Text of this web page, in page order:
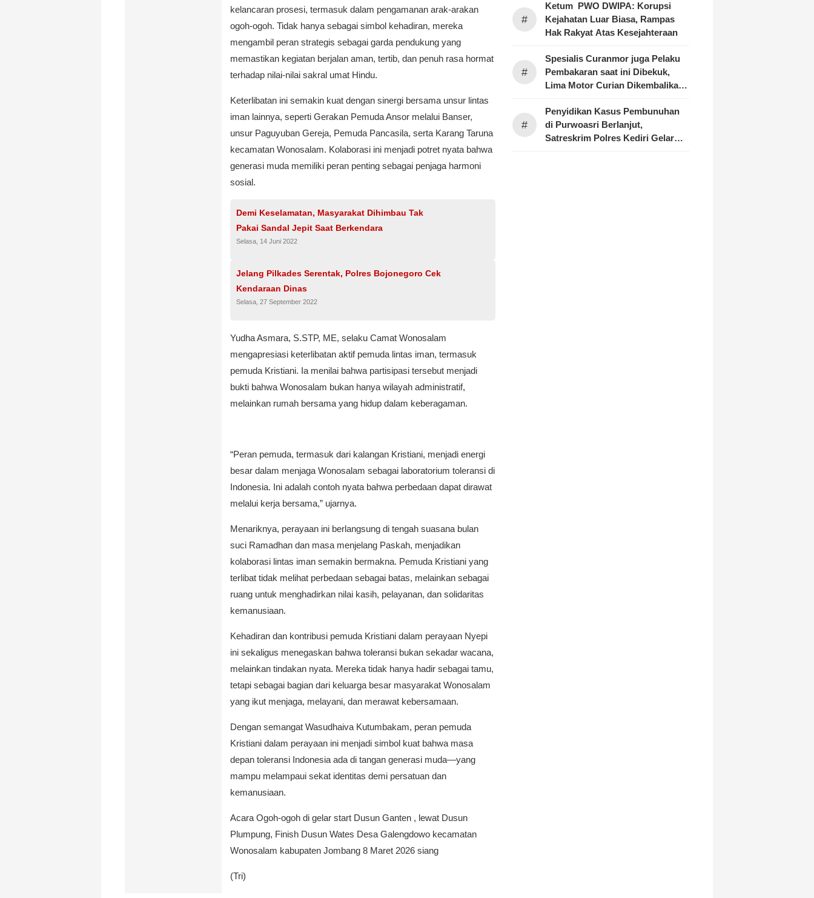
kelancaran prosesi, termasuk dalam pengamanan arak-arakan
ogoh-ogoh. Tidak hanya sebagai simbol kehadiran, mereka
mengambil peran strategis sebagai garda pendukung yang
memastikan kegiatan berjalan aman, tertib, dan penuh rasa hormat
terhadap nilai-nilai sakral umat Hindu.
Keterlibatan ini semakin kuat dengan sinergi bersama unsur lintas
iman lainnya, seperti Gerakan Pemuda Ansor melalui Banser,
unsur Paguyuban Gereja, Pemuda Pancasila, serta Karang Taruna
kecamatan Wonosalam. Kolaborasi ini menjadi potret nyata bahwa
generasi muda memiliki peran penting sebagai penjaga harmoni
sosial.
Demi Keselamatan, Masyarakat Dihimbau Tak
Pakai Sandal Jepit Saat Berkendara
Selasa, 14 Juni 2022
Jelang Pilkades Serentak, Polres Bojonegoro Cek
Kendaraan Dinas
Selasa, 27 September 2022
Yudha Asmara, S.STP, ME, selaku Camat Wonosalam
mengapresiasi keterlibatan aktif pemuda lintas iman, termasuk
pemuda Kristiani. Ia menilai bahwa partisipasi tersebut menjadi
bukti bahwa Wonosalam bukan hanya wilayah administratif,
melainkan rumah bersama yang hidup dalam keberagaman.
“Peran pemuda, termasuk dari kalangan Kristiani, menjadi energi
besar dalam menjaga Wonosalam sebagai laboratorium toleransi di
Indonesia. Ini adalah contoh nyata bahwa perbedaan dapat dirawat
melalui kerja bersama,” ujarnya.
Menariknya, perayaan ini berlangsung di tengah suasana bulan
suci Ramadhan dan masa menjelang Paskah, menjadikan
kolaborasi lintas iman semakin bermakna. Pemuda Kristiani yang
terlibat tidak melihat perbedaan sebagai batas, melainkan sebagai
ruang untuk menghadirkan nilai kasih, pelayanan, dan solidaritas
kemanusiaan.
Kehadiran dan kontribusi pemuda Kristiani dalam perayaan Nyepi
ini sekaligus menegaskan bahwa toleransi bukan sekadar wacana,
melainkan tindakan nyata. Mereka tidak hanya hadir sebagai tamu,
tetapi sebagai bagian dari keluarga besar masyarakat Wonosalam
yang ikut menjaga, melayani, dan merawat kebersamaan.
Dengan semangat Wasudhaiva Kutumbakam, peran pemuda
Kristiani dalam perayaan ini menjadi simbol kuat bahwa masa
depan toleransi Indonesia ada di tangan generasi muda—yang
mampu melampaui sekat identitas demi persatuan dan
kemanusiaan.
Acara Ogoh-ogoh di gelar start Dusun Ganten , lewat Dusun
Plumpung, Finish Dusun Wates Desa Galengdowo kecamatan
Wonosalam kabupaten Jombang 8 Maret 2026 siang
(Tri)
#
Ketum PWO DWIPA: Korupsi
Kejahatan Luar Biasa, Rampas
Hak Rakyat Atas Kesejahteraan
#
Spesialis Curanmor juga Pelaku
Pembakaran saat ini Dibekuk,
Lima Motor Curian Dikembalikan
#
Penyidikan Kasus Pembunuhan
di Purwoasri Berlanjut,
Satreskrim Polres Kediri Gelar